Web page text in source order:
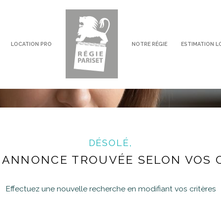
LOCATION PRO NOTRE RÉGIE ESTIMATION
voir les0annonces
DÉSOLÉ,
TROUVÉE SELON VOS
Effectuez une nouvelle recherche en modifiant vos critères